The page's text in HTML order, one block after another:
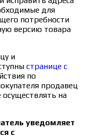
для
потребности
версию товара
и
странице с
по
продавец
на
уведомляет
с